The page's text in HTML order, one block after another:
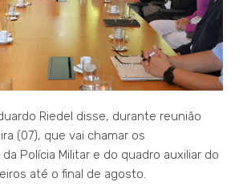
Riedel disse, durante reunião
(07), que vai chamar os
Polícia Militar e do quadro auxiliar do
até o final de agosto.